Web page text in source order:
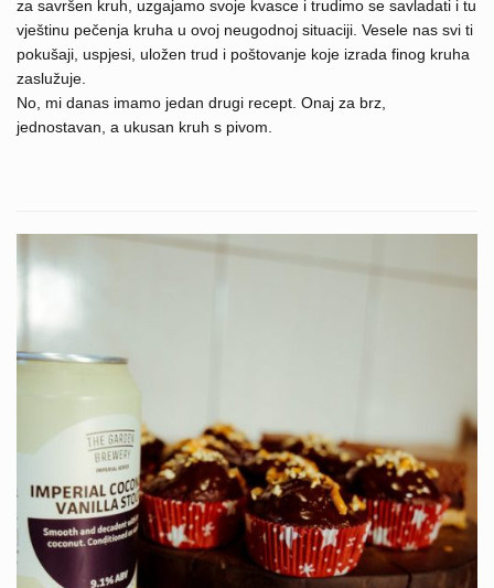
za savršen kruh, uzgajamo svoje kvasce i trudimo se savladati i tu
vještinu pečenja kruha u ovoj neugodnoj situaciji. Vesele nas svi ti
pokušaji, uspjesi, uložen trud i poštovanje koje izrada finog kruha
zaslužuje.
No, mi danas imamo jedan drugi recept. Onaj za brz,
jednostavan, a ukusan kruh s pivom.